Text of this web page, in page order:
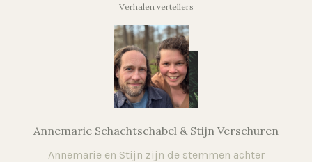
Verhalen vertellers
Annemarie Schachtschabel & Stijn Verschuren
Annemarie en Stijn zijn de stemmen achter